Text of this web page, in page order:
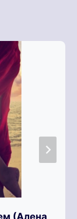
(Алена